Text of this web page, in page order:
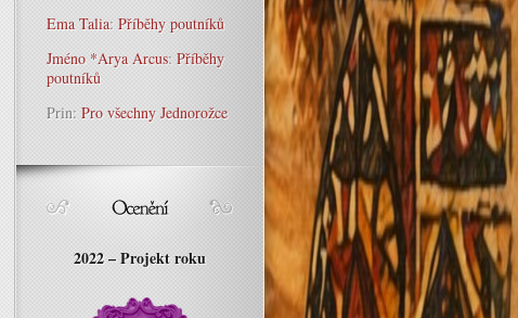
Ema Talia: Příběhy poutníků
Jméno *Arya Arcus: Příběhy
poutníků
Prin: Pro všechny Jednorožce
2022 – Projekt roku